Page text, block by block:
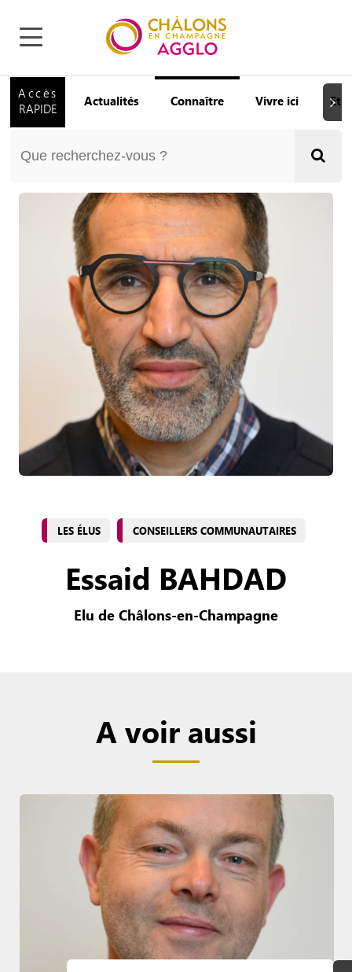
Accès
RAPIDE
Actualités Connaître Vivre ici
LES ÉLUS CONSEILLERS COMMUNAUTAIRES
Essaid BAHDAD
Elu de Châlons-en-Champagne
A voir aussi